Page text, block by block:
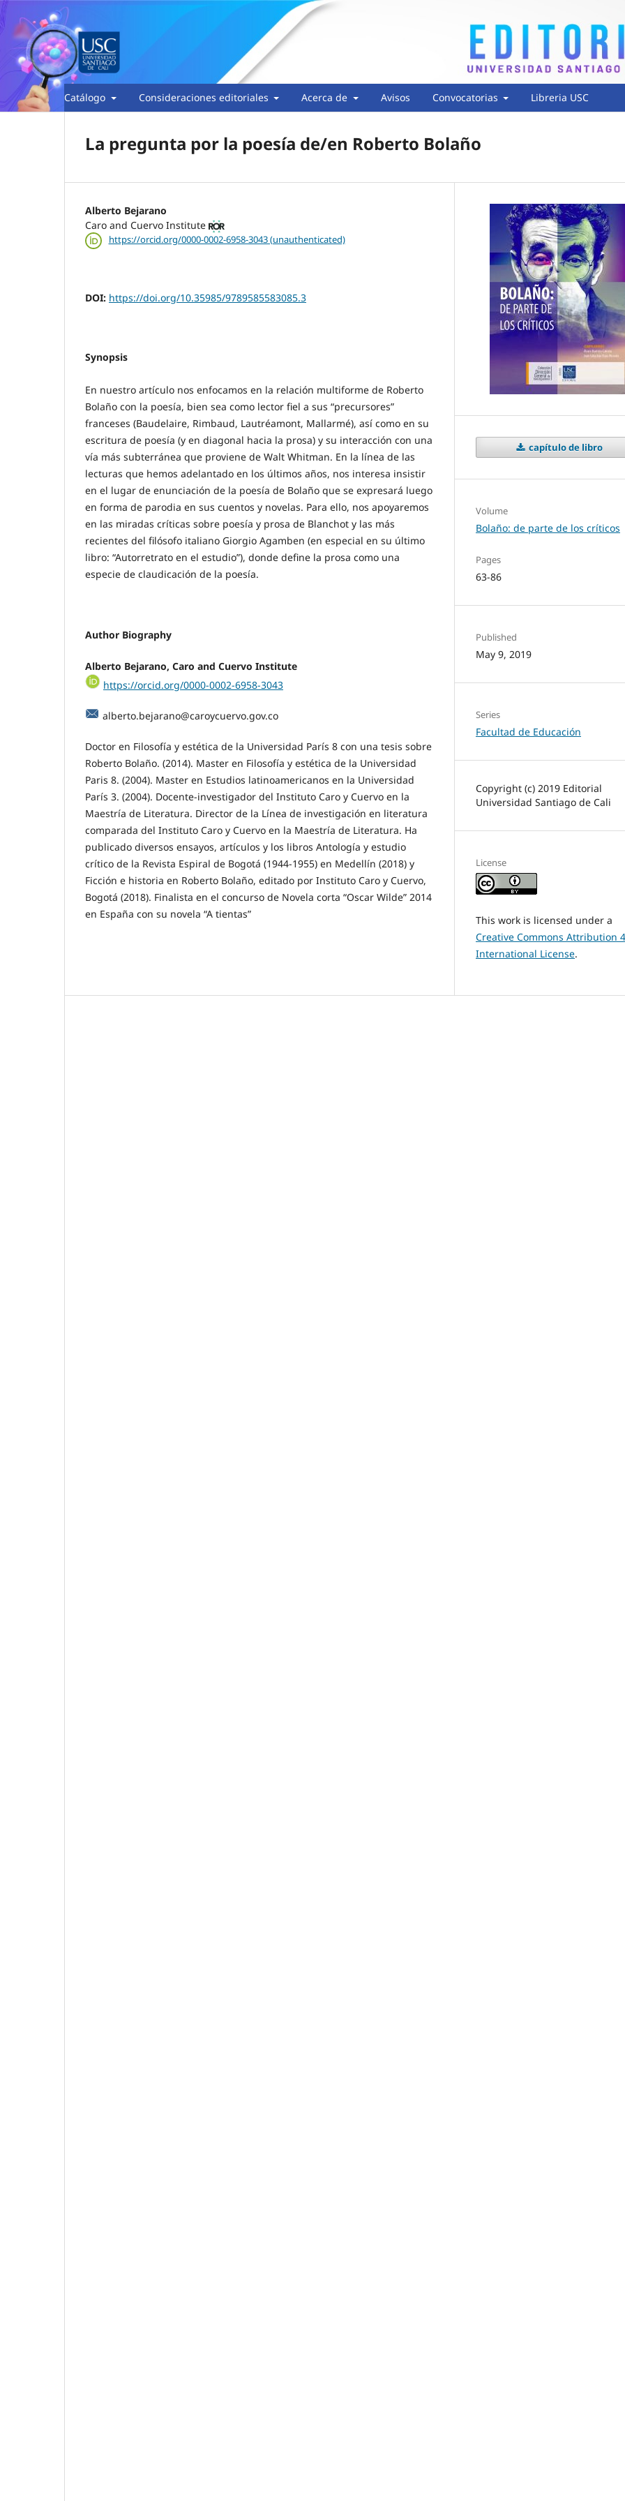
Catálogo Consideraciones editoriales Acerca de Avisos Convocatorias Libreria USC
La pregunta por la poesía de/en Roberto Bolaño
Alberto Bejarano
Caro and Cuervo Institute
https://orcid.org/0000-0002-6958-3043 (unauthenticated)
DOI: https://doi.org/10.35985/9789585583085.3
Synopsis
En nuestro artículo nos enfocamos en la relación multiforme de Roberto
Bolaño con la poesía, bien sea como lector fiel a sus “precursores”
franceses (Baudelaire, Rimbaud, Lautréamont, Mallarmé), así como en su
escritura de poesía (y en diagonal hacia la prosa) y su interacción con una
vía más subterránea que proviene de Walt Whitman. En la línea de las
lecturas que hemos adelantado en los últimos años, nos interesa insistir
en el lugar de enunciación de la poesía de Bolaño que se expresará luego
en forma de parodia en sus cuentos y novelas. Para ello, nos apoyaremos
en las miradas críticas sobre poesía y prosa de Blanchot y las más
recientes del filósofo italiano Giorgio Agamben (en especial en su último
libro: “Autorretrato en el estudio”), donde define la prosa como una
especie de claudicación de la poesía.
Author Biography
Alberto Bejarano, Caro and Cuervo Institute
https://orcid.org/0000-0002-6958-3043
alberto.bejarano@caroycuervo.gov.co
Doctor en Filosofía y estética de la Universidad París 8 con una tesis sobre
Roberto Bolaño. (2014). Master en Filosofía y estética de la Universidad
Paris 8. (2004). Master en Estudios latinoamericanos en la Universidad
París 3. (2004). Docente-investigador del Instituto Caro y Cuervo en la
Maestría de Literatura. Director de la Línea de investigación en literatura
comparada del Instituto Caro y Cuervo en la Maestría de Literatura. Ha
publicado diversos ensayos, artículos y los libros Antología y estudio
crítico de la Revista Espiral de Bogotá (1944-1955) en Medellín (2018) y
Ficción e historia en Roberto Bolaño, editado por Instituto Caro y Cuervo,
Bogotá (2018). Finalista en el concurso de Novela corta “Oscar Wilde” 2014
en España con su novela “A tientas”
capítulo de libro
Volume
Bolaño: de parte de los críticos
Pages
63-86
Published
May 9, 2019
Series
Facultad de Educación
Copyright (c) 2019 Editorial
Universidad Santiago de Cali
License
This work is licensed under a
Creative Commons Attribution
International License.